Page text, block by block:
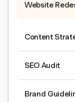
Website
Content
SEO Audit
Brand